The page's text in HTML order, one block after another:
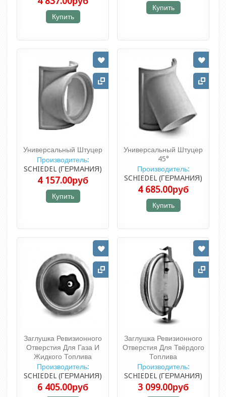
Купить
Купить
Универсальный Штуцер
Производитель:
SCHIEDEL (ГЕРМАНИЯ)
4 157.00руб
Купить
Универсальный Штуцер
45°
Производитель:
SCHIEDEL (ГЕРМАНИЯ)
4 685.00руб
Купить
Заглушка Ревизионного
Отверстия Для Газа И
Жидкого Топлива
Производитель:
SCHIEDEL (ГЕРМАНИЯ)
6 405.00руб
Заглушка Ревизионного
Отверстия Для Твёрдого
Топлива
Производитель:
SCHIEDEL (ГЕРМАНИЯ)
3 099.00руб